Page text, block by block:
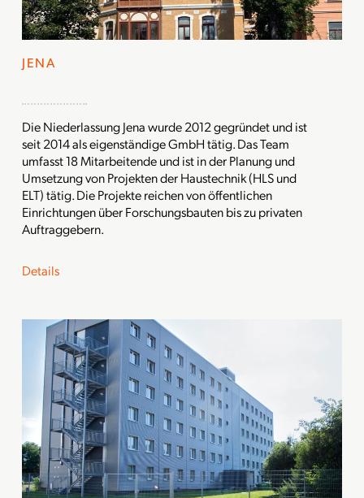
JENA
Die Niederlassung Jena wurde 2012 gegründet und ist
seit 2014 als eigenständige GmbH tätig. Das Team
umfasst 18 Mitarbeitende und ist in der Planung und
Umsetzung von Projekten der Haustechnik (HLS und
ELT) tätig. Die Projekte reichen von öffentlichen
Einrichtungen über Forschungsbauten bis zu privaten
Auftraggebern.
Details